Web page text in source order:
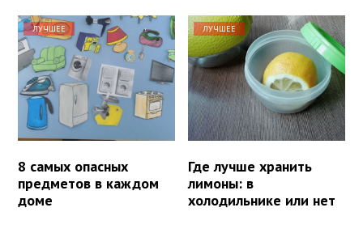
ЛУЧШЕЕ
8 самых опасных
предметов в каждом
доме
ЛУЧШЕЕ
Где лучше хранить
лимоны: в
холодильнике или нет